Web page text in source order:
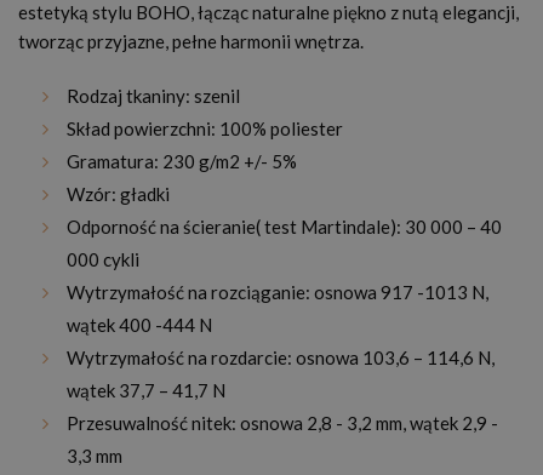
estetyką stylu BOHO, łącząc naturalne piękno z nutą elegancji,
tworząc przyjazne, pełne harmonii wnętrza.
Rodzaj tkaniny: szenil
Skład powierzchni: 100% poliester
Gramatura: 230 g/m2 +/- 5%
Wzór: gładki
Odporność na ścieranie( test Martindale): 30 000 – 40
000 cykli
Wytrzymałość na rozciąganie: osnowa 917 -1013 N,
wątek 400 -444 N
Wytrzymałość na rozdarcie: osnowa 103,6 – 114,6 N,
wątek 37,7 – 41,7 N
Przesuwalność nitek: osnowa 2,8 - 3,2 mm, wątek 2,9 -
3,3 mm